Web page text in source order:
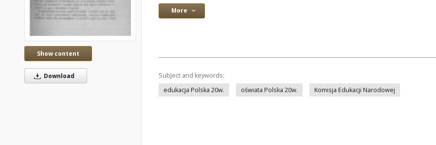
Show content
Download
More
Subject and keywords:
edukacja Polska 20w.
oświata Polska 20w. Komisja Edukacji Narodowej